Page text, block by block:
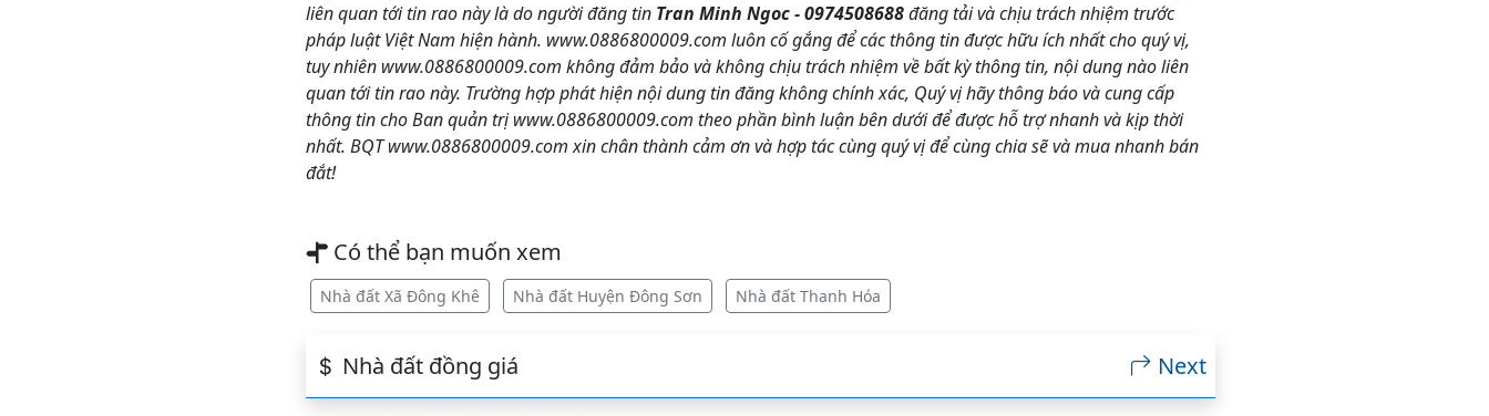
liên quan tới tin rao này là do người đăng tin Tran Minh Ngoc - 0974508688đăng tải và chịu trách nhiệm trước
pháp luật Việt Nam hiện hành. www.0886800009.com luôn cố gắng để các thông tin được hữu ích nhất cho quý vị,
tuy nhiên www.0886800009.com không đảm bảo và không chịu trách nhiệm về bất kỳ thông tin, nội dung nào liên
quan tới tin rao này. Trường hợp phát hiện nội dung tin đăng không chính xác, Quý vị hãy thông báo và cung cấp
thông tin cho Ban quản trị www.0886800009.com theo phần bình luận bên dưới để được hỗ trợ nhanh và kịp thời
nhất. BQT www.0886800009.com xin chân thành cảm ơn và hợp tác cùng quý vị để cùng chia sẽ và mua nhanh bán
đắt!
Có thể bạn muốn xem
Nhà đất Xã Đông Khê Nhà đất Huyện Đông Sơn Nhà đất Thanh Hóa
Nhà đất đồng giá Next